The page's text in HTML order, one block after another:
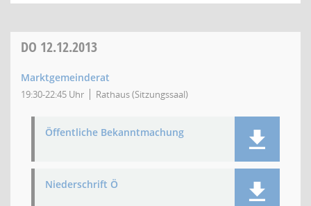
DO 12.12.2013
Marktgemeinderat
19:30-22:45 Uhr Rathaus (Sitzungssaal)
Öffentliche Bekanntmachung
Niederschrift Ö